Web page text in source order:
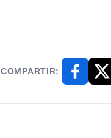
COMPARTIR: X